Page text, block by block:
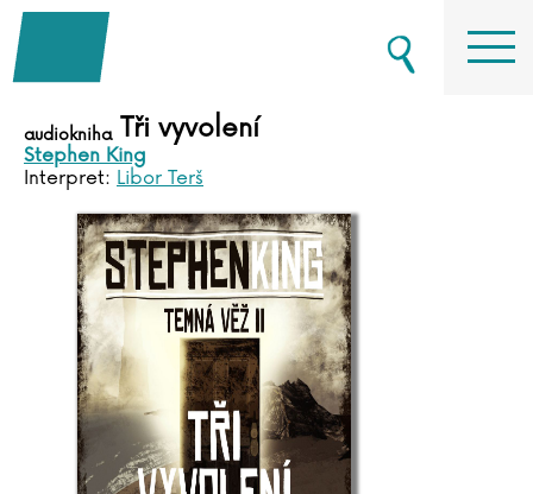
audiokniha Tři vyvolení
Stephen King
Interpret: Libor Terš